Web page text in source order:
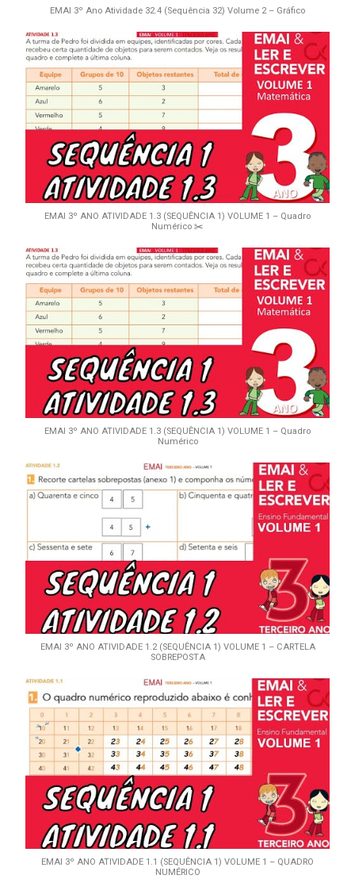
EMAI 3º Ano Atividade 32.4 (Sequência 32) Volume 2 – Gráfico
EMAI 3º ANO ATIVIDADE 1.3 (SEQUÊNCIA 1) VOLUME 1 – Quadro
Numérico ✂️
EMAI 3º ANO ATIVIDADE 1.3 (SEQUÊNCIA 1) VOLUME 1 – Quadro
Numérico
EMAI 3º ANO ATIVIDADE 1.2 (SEQUÊNCIA 1) VOLUME 1 – CARTELA
SOBREPOSTA
EMAI 3º ANO ATIVIDADE 1.1 (SEQUÊNCIA 1) VOLUME 1 – QUADRO
NUMÉRICO